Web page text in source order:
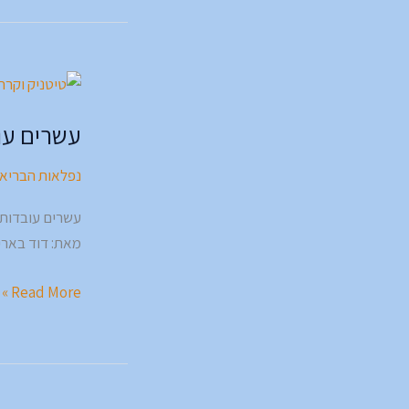
עשרים
נפלאות
עשרים
מאת: דוד
עשרים
מעניינות
טיטניק.
Read More »